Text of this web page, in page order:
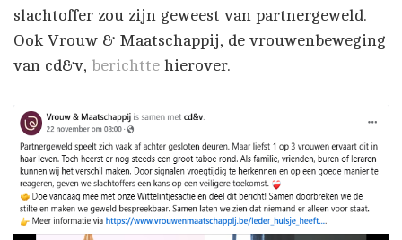
slachtoffer zou zijn geweest van partnergeweld.
Ook Vrouw & Maatschappij, de vrouwenbeweging
van cd&v, berichtte hierover.